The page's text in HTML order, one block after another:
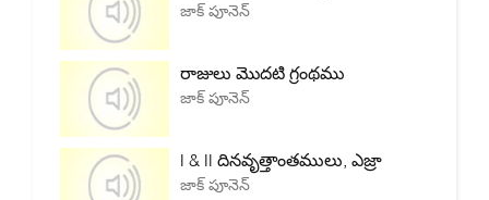
జాక్ పూనెన్
రాజులు మొదటి గ్రంథము
జాక్ పూనెన్
I & II దినవృత్తాంతములు, ఎజ్రా
జాక్ పూనెన్